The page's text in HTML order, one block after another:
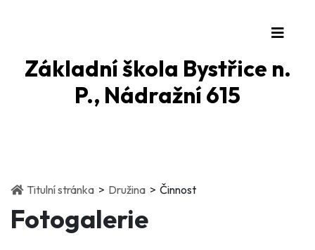
Základní škola Bystřice n.
P., Nádražní 615
Titulní stránka(current)
Družina(current)
Činnost
Fotogalerie